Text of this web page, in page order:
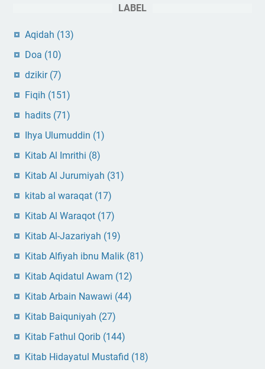
LABEL
Aqidah (13)
Doa (10)
dzikir (7)
Fiqih (151)
hadits (71)
Ihya Ulumuddin (1)
Kitab Al Imrithi (8)
Kitab Al Jurumiyah (31)
kitab al waraqat (17)
Kitab Al Waraqot (17)
Kitab Al-Jazariyah (19)
Kitab Alfiyah ibnu Malik (81)
Kitab Aqidatul Awam (12)
Kitab Arbain Nawawi (44)
Kitab Baiquniyah (27)
Kitab Fathul Qorib (144)
Kitab Hidayatul Mustafid (18)